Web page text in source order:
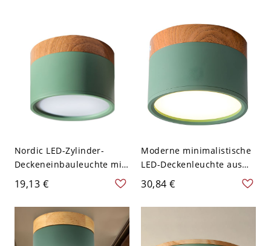
Dekor LED 1-Licht
Weißlicht
Fixture in Pink/Green,
Control Stepless Dimming
- 110V-120V Grün
Weißlicht
Nordic LED-Zylinder-
Deckeneinbauleuchte mit
Holzmaserung - Grün
110V-120V Weißlicht
19,13 €
Moderne minimalistische
LED-Deckenleuchte aus
lackiertem Aluminium mit
Acrylschirm - Grün 110V-
120V Weißlicht
30,84 €